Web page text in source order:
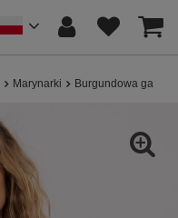
Marynarki Burgundowa